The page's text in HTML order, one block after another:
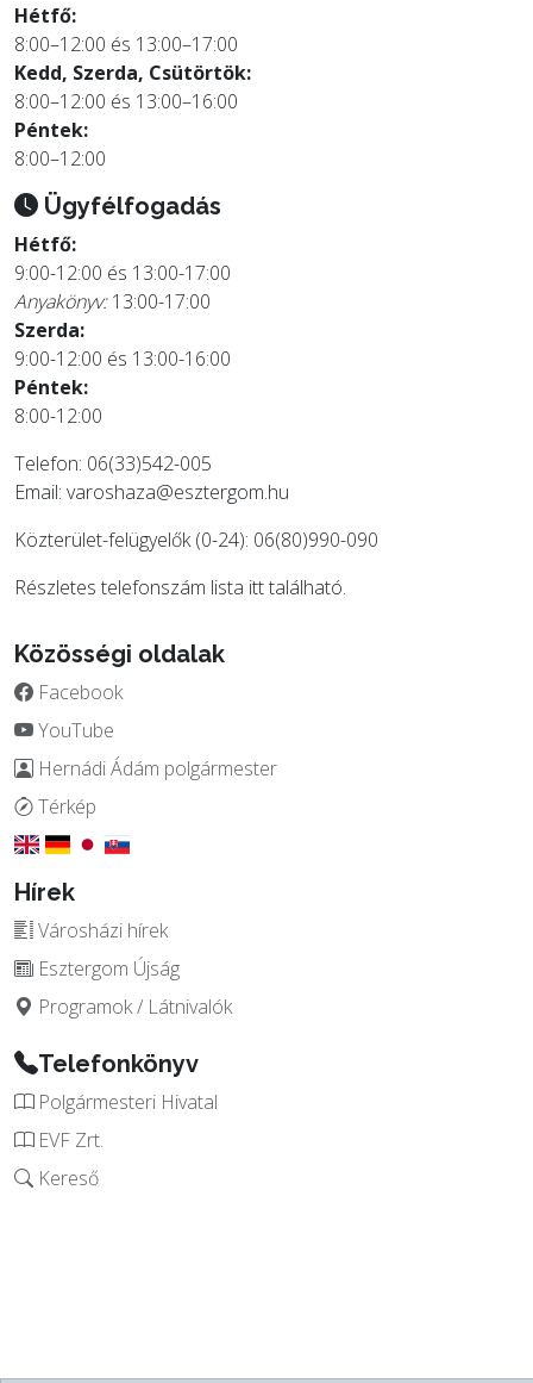
Hétfő:
8:00–12:00 és 13:00–17:00
Kedd, Szerda, Csütörtök:
8:00–12:00 és 13:00–16:00
Péntek:
8:00–12:00
Ügyfélfogadás
Hétfő:
9:00-12:00 és 13:00-17:00
Anyakönyv:13:00-17:00
Szerda:
9:00-12:00 és 13:00-16:00
Péntek:
8:00-12:00
Telefon: 06(33)542-005
Email: varoshaza@esztergom.hu
Közterület-felügyelők (0-24): 06(80)990-090
Részletes telefonszám lista itttalálható.
Közösségi oldalak
Facebook
YouTube
Hernádi Ádám polgármester
Térkép
Hírek
Városházi hírek
Esztergom Újság
Programok / Látnivalók
Telefonkönyv
Polgármesteri Hivatal
EVF Zrt.
Kereső